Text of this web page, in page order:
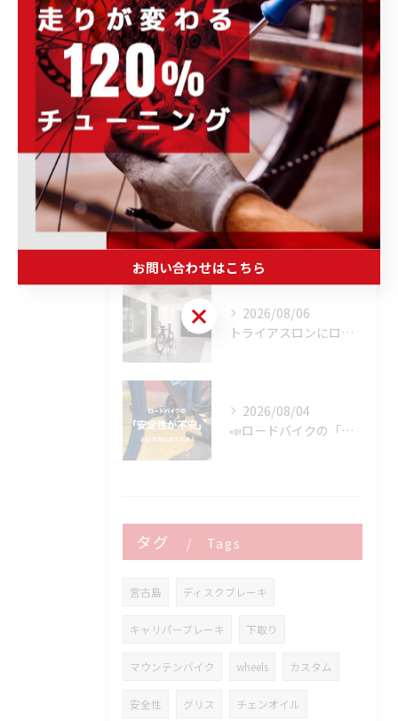
完成車・フレーム
未分類
最近の投稿
Recent
Posts
2026/08/06
「荒れた路面やスプリントでボトルが飛んでヒヤッとしたこと、あ...
2026/08/06
トライアスロンにロードバイクはどこまで使える？
2026/08/04
📣ロードバイクの「安定性が不安」という方にオススメ👍
タグ Tags
宮古島 ディスクブレーキ
キャリパーブレーキ 下取り
マウンテンバイク wheels カスタム
安全性 グリス チェンオイル
お問い合わせはこちら
お問い合わせはこちら